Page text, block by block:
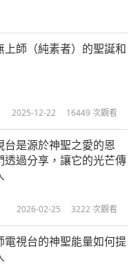
皆能領受師父印心的
您的召喚，停止食用
，師父，在與上帝合
過。師父，我們愛
心聲。
的上帝門徒，謝謝你
手烹製的餐點、新鮮
年和農曆新年期間尤
非是在特別的場合。
人分享，如計程車司
上師（純素者）的聖誕和
2025-12-22 16449 次觀看
台是源於神聖之愛的恩
透過分享，讓它的光芒傳
2026-02-25 3222 次觀看
電視台的神聖能量如何提